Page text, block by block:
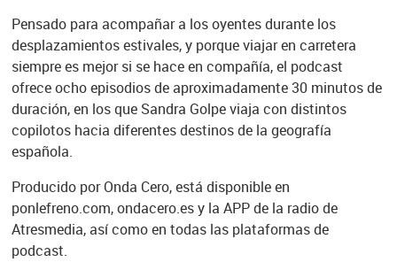
Pensado para acompañar a los oyentes durante los
desplazamientos estivales, y porque viajar en carretera
siempre es mejor si se hace en compañía, el podcast
ofrece ocho episodios de aproximadamente 30 minutos de
duración, en los que Sandra Golpe viaja con distintos
copilotos hacia diferentes destinos de la geografía
española.
Producido por Onda Cero, está disponible en
ponlefreno.com, ondacero.es y la APP de la radio de
Atresmedia, así como en todas las plataformas de
podcast.